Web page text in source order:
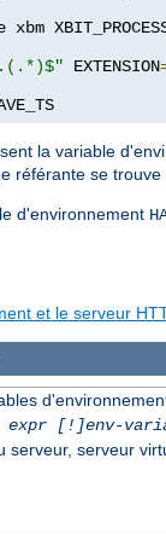
EXTENSION
la variable
référante se
d'environnement
et le serveur
expr [!]env-
serveur, serveur